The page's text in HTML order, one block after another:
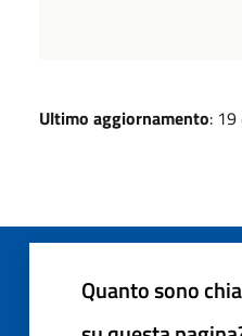
Ultimo aggiornamento:
Quanto sono